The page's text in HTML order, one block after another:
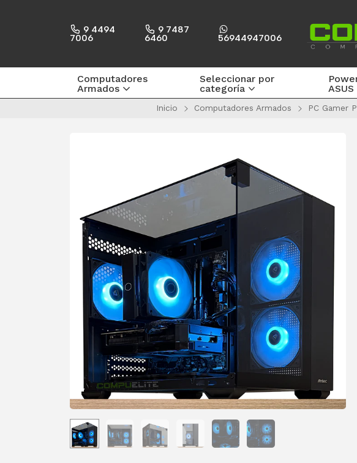
9 4494
7006
9 7487
6460 56944947006
Computadores
Armados
Seleccionar por
categoría
ASUS
Inicio Computadores Armados PC Gamer